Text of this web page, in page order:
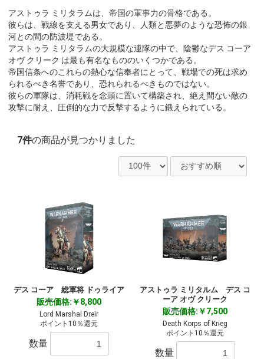
アストゥラ ミリタラムは、帝国の軍事力の骨格である。
彼らは、戦線を支える男女であり、人類と悪夢のような恐怖の銀
河との間の防波堤である。
アストゥラ ミリタラムの大規模な連隊の中で、陰鬱なデス コーア
オヴ クリーク は最も有名なもののいくつかである。
帝国信条へのこれらの熱心な信奉者にとって、戦場での死は求め
られるべき名誉であり、恐れられるべきものではない。
彼らの軍隊は、消耗戦を念頭に置いて構築され、絶え間ない敵の
攻撃に耐え、圧倒的な力で反撃するように鍛えられている。
7件の商品が見つかりました
デス コーア 総軍将 ドゥライア
販売価格:￥8,800
Lord Marshal Dreir
ポイント10％還元
数量
アストゥラ ミリタルム デス コ
ーア オヴ クリーク
販売価格:￥7,500
Death Korps of Krieg
ポイント10％還元
数量